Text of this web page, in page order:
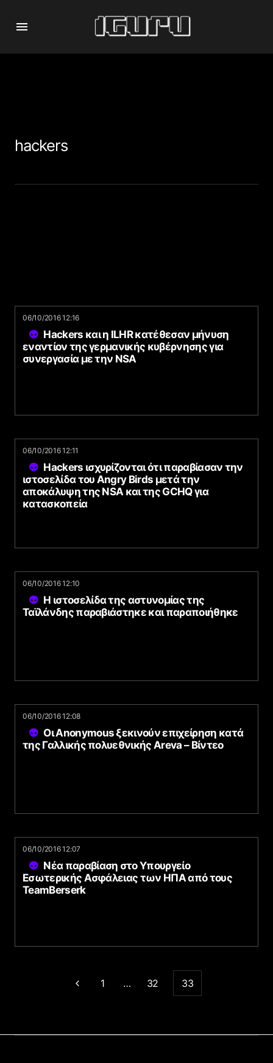
hackers
06/10/2016 12:16
Hackers και η ILHR κατέθεσαν μήνυση
εναντίον της γερμανικής κυβέρνησης για
συνεργασία με την NSA
06/10/2016 12:11
Hackers ισχυρίζονται ότι παραβίασαν την
ιστοσελίδα του Angry Birds μετά την
αποκάλυψη της NSA και της GCHQ για
κατασκοπεία
06/10/2016 12:10
Η ιστοσελίδα της αστυνομίας της
Ταϊλάνδης παραβιάστηκε και παραποιήθηκε
06/10/2016 12:08
Οι Anonymous ξεκινούν επιχείρηση κατά
της Γαλλικής πολυεθνικής Areva – Βίντεο
06/10/2016 12:07
Νέα παραβίαση στο Υπουργείο
Εσωτερικής Ασφάλειας των ΗΠΑ από τους
TeamBerserk
1 … 32 33